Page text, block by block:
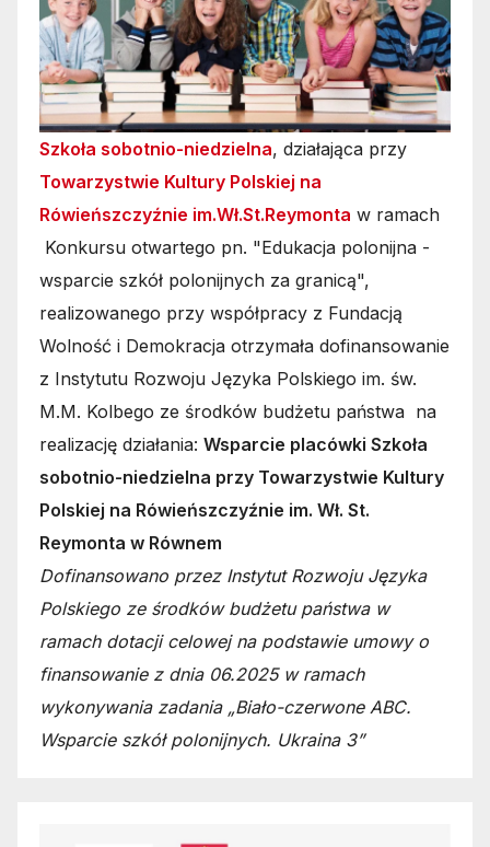
Szkoła sobotnio-niedzielna, działająca przy
Towarzystwie Kultury Polskiej na
Rówieńszczyźnie im.Wł.St.Reymonta w ramach
Konkursu otwartego pn. "Edukacja polonijna -
wsparcie szkół polonijnych za granicą",
realizowanego przy współpracy z Fundacją
Wolność i Demokracja otrzymała dofinansowanie
z Instytutu Rozwoju Języka Polskiego im. św.
M.M. Kolbego ze środków budżetu państwa na
realizację działania: Wsparcie placówki Szkoła
sobotnio-niedzielna przy Towarzystwie Kultury
Polskiej na Rówieńszczyźnie im. Wł. St.
Reymonta w Równem
Dofinansowano przez Instytut Rozwoju Języka
Polskiego ze środków budżetu państwa w
ramach dotacji celowej na podstawie umowy o
finansowanie z dnia 06.2025 w ramach
wykonywania zadania „Biało-czerwone ABC.
Wsparcie szkół polonijnych. Ukraina 3”